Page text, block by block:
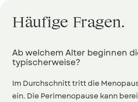
Häufige Fragen.
Ab welchem Alter beginnen
typischerweise?
Im Durchschnitt tritt die
ein. Die Perimenopause kann